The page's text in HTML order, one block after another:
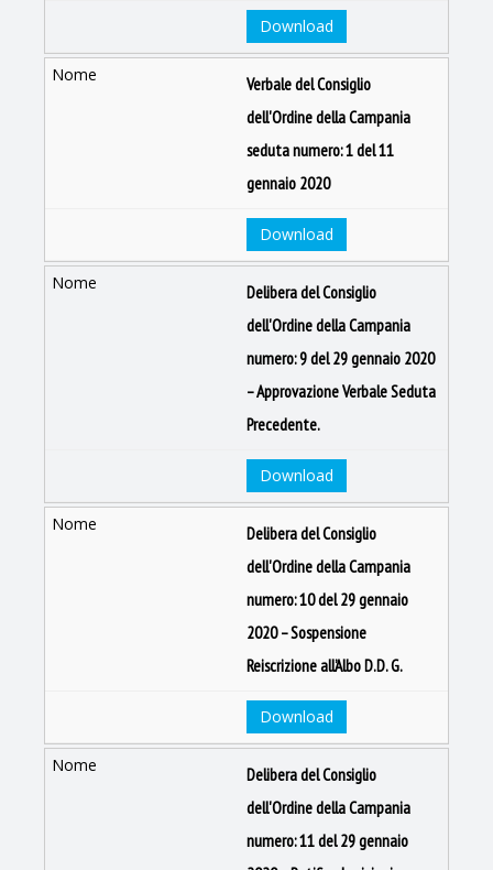
Download
Verbale del Consiglio
dell'Ordine della Campania
seduta numero: 1 del 11
gennaio 2020
Download
Delibera del Consiglio
dell'Ordine della Campania
numero: 9 del 29 gennaio 2020
– Approvazione Verbale Seduta
Precedente.
Download
Delibera del Consiglio
dell'Ordine della Campania
numero: 10 del 29 gennaio
2020 – Sospensione
Reiscrizione all’Albo D.D. G.
Download
Delibera del Consiglio
dell'Ordine della Campania
numero: 11 del 29 gennaio